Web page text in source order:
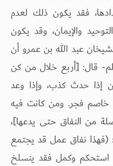
فقد يكون ذلك لعدم
والإيمان، وقد يكون
عبد الله بن عمرو أن
قال: [أربع خلال من كن
إذا حدث كذب، وإذا وعد
خاصم فجر. ومن كانت فيه
من النفاق حتى يدعها]،
(فهذا نفاق عمل قد يجتمع
استحكم وكمل فقد ينسلخ